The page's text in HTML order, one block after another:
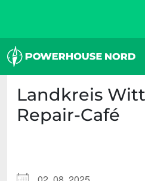
Landkreis
Repair-Café